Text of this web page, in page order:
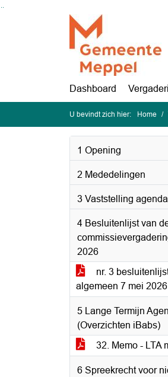
Ga naar de inhoud van deze pagina
Ga naar het zoeken
Ga naar het menu
Dashboard
U bevindt zich hier: Home
1 Opening
2 Mededelingen
3 Vaststelling agenda
4 Besluitenlijst van
2026
nr. 3
algemeen 7 mei 2026
5 Lange Termijn
(Overzichten iBabs)
32. Memo - LTA
6 Spreekrecht voor